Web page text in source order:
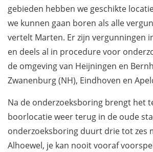
gebieden hebben we geschikte
we kunnen gaan boren als alle
vertelt Marten. Er zijn vergunningen
en deels al in procedure voor
de omgeving van Heijningen en
Zwanenburg (NH), Eindhoven en
Na de onderzoeksboring brengt het
boorlocatie weer terug in de oude
onderzoeksboring duurt drie tot zes
Alhoewel, je kan nooit vooraf